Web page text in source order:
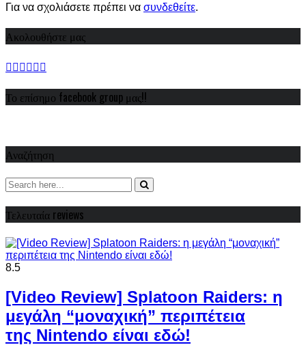
Για να σχολιάσετε πρέπει να συνδεθείτε.
Ακολουθήστε μας
Το επίσημο facebook group μας!!
Αναζήτηση
Τελευταία reviews
8.5
[Video Review] Splatoon Raiders: η
μεγάλη “μοναχική” περιπέτεια
της Nintendo είναι εδώ!